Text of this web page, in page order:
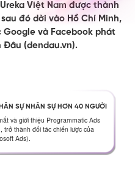
Việt Nam được thành
đó dời vào Hồ Chí Minh,
và Facebook phát
(dendau.vn).
SỰ NHÂN SỰ HƠN 40 NGƯỜI
và giới thiệu Programmatic Ads
trở thành đối tác chiến lược của
Ads).